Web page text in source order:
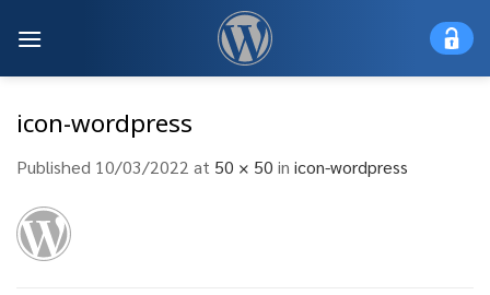
icon-wordpress
Published 10/03/2022 at 50 × 50 in icon-wordpress